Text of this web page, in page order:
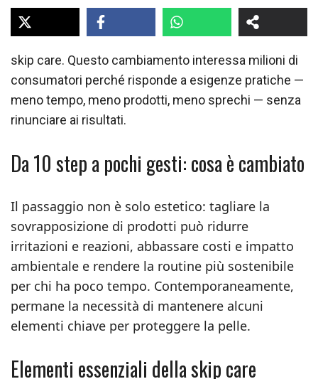
skip care. Questo cambiamento interessa milioni di
consumatori perché risponde a esigenze pratiche —
meno tempo, meno prodotti, meno sprechi — senza
rinunciare ai risultati.
Da 10 step a pochi gesti: cosa è cambiato
Il passaggio non è solo estetico: tagliare la
sovrapposizione di prodotti può ridurre
irritazioni e reazioni, abbassare costi e impatto
ambientale e rendere la routine più sostenibile
per chi ha poco tempo. Contemporaneamente,
permane la necessità di mantenere alcuni
elementi chiave per proteggere la pelle.
Elementi essenziali della skip care